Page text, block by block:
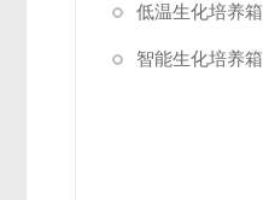
低温生化培养箱
智能生化培养箱